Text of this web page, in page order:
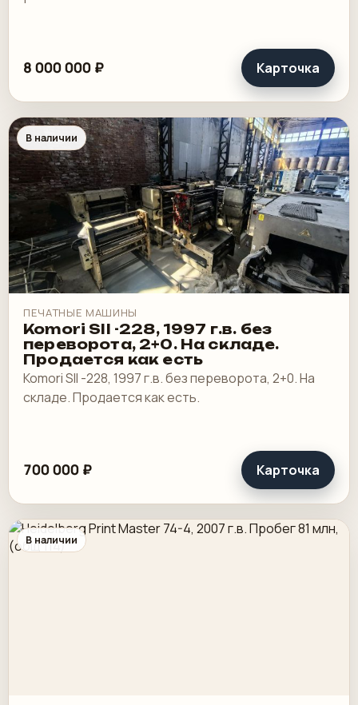
8 000 000 ₽ Карточка
В наличии
ПЕЧАТНЫЕ МАШИНЫ
Komori SII -228, 1997 г.в. без
переворота, 2+0. На складе.
Продается как есть
Komori SII -228, 1997 г.в. без переворота, 2+0. На
складе. Продается как есть.
700 000 ₽ Карточка
В наличии